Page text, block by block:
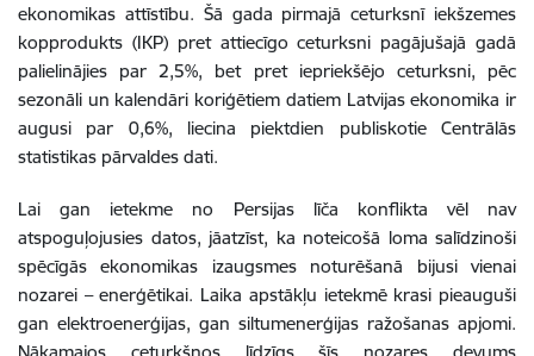
ekonomikas attīstību. Šā gada pirmajā ceturksnī iekšzemes
kopprodukts (IKP) pret attiecīgo ceturksni pagājušajā gadā
palielinājies par 2,5%, bet pret iepriekšējo ceturksni, pēc
sezonāli un kalendāri koriģētiem datiem Latvijas ekonomika ir
augusi par 0,6%, liecina piektdien publiskotie Centrālās
statistikas pārvaldes dati.
Lai gan ietekme no Persijas līča konflikta vēl nav
atspoguļojusies datos, jāatzīst, ka noteicošā loma salīdzinoši
spēcīgās ekonomikas izaugsmes noturēšanā bijusi vienai
nozarei – enerģētikai. Laika apstākļu ietekmē krasi pieauguši
gan elektroenerģijas, gan siltumenerģijas ražošanas apjomi.
Nākamajos ceturkšņos līdzīgs šīs nozares devums